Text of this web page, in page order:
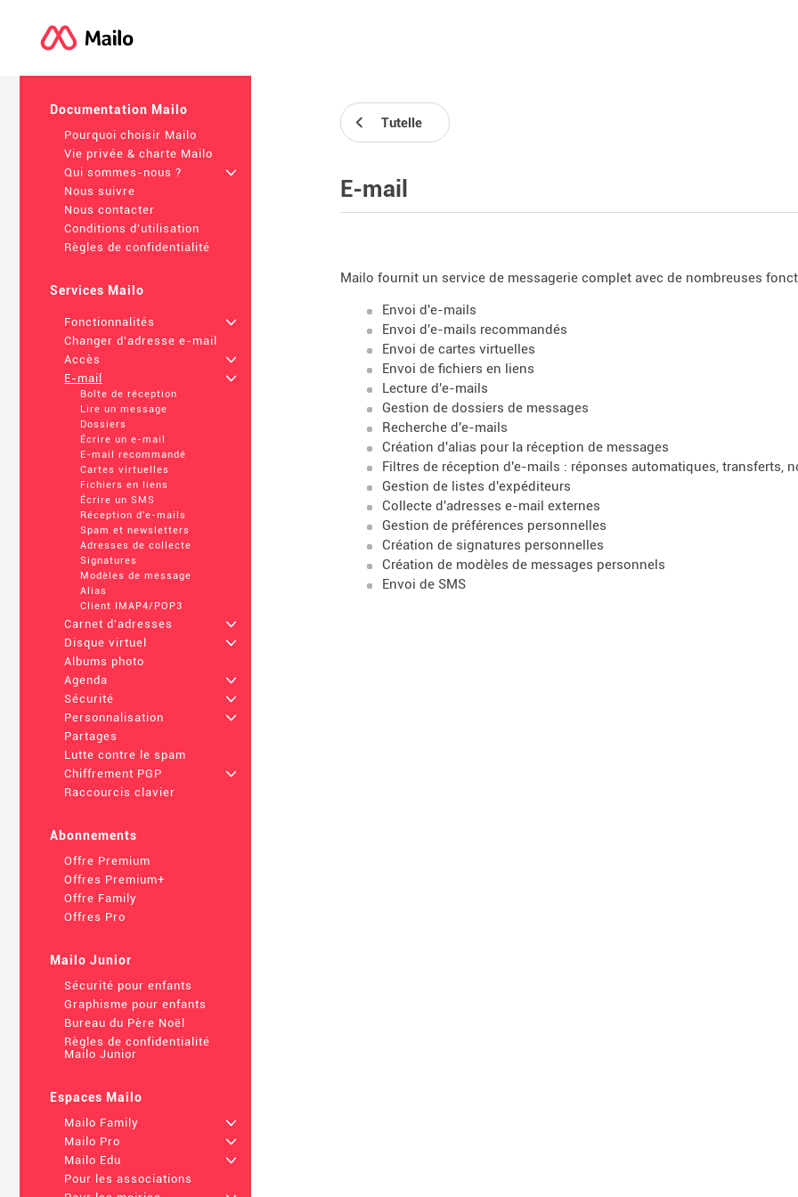
Documentation Mailo
Pourquoi choisir Mailo
Vie privée & charte Mailo
Qui sommes-nous ?
+
Nous suivre
Nous contacter
Conditions d'utilisation
Règles de confidentialité
Services Mailo
Fonctionnalités
+
Changer d'adresse e-mail
Accès
+
E-mail
+
Boîte de réception
Lire un message
Dossiers
Écrire un e-mail
E-mail recommandé
Cartes virtuelles
Fichiers en liens
Écrire un SMS
Réception d'e-mails
Spam et newsletters
Adresses de collecte
Signatures
Modèles de message
Alias
Client IMAP4/POP3
Carnet d'adresses
+
Disque virtuel
+
Albums photo
Agenda
+
Sécurité
+
Personnalisation
+
Partages
Lutte contre le spam
Chiffrement PGP
+
Raccourcis clavier
Abonnements
Offre Premium
Offres Premium+
Offre Family
Offres Pro
Mailo Junior
Sécurité pour enfants
Graphisme pour enfants
Bureau du Père Noël
Règles de confidentialité
Mailo Junior
Espaces Mailo
Mailo Family
+
Mailo Pro
+
Mailo Edu
+
Pour les associations
Tutelle
E-mail
Mailo fournit un service de messagerie complet avec de nombreuses
Envoi d'e-mails
Envoi d'e-mails recommandés
Envoi de cartes virtuelles
Envoi de fichiers en liens
Lecture d'e-mails
Gestion de dossiers de messages
Recherche d'e-mails
Création d'alias pour la réception de messages
Filtres de réception d'e-mails : réponses automatiques, transferts,
Gestion de listes d'expéditeurs
Collecte d'adresses e-mail externes
Gestion de préférences personnelles
Création de signatures personnelles
Création de modèles de messages personnels
Envoi de SMS